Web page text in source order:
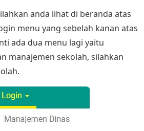
anda lihat di beranda atas
menu yang sebelah kanan atas
ada dua menu lagi yaitu
manajemen sekolah, silahkan